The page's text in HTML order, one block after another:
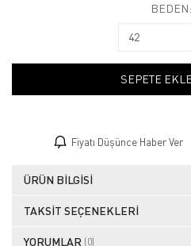
BEDEN:
SEPETE EKLE
Fiyatı Düşünce Haber Ver
ÜRÜN BILGISI
TAKSIT SEÇENEKLERI
YORUMLAR (0)